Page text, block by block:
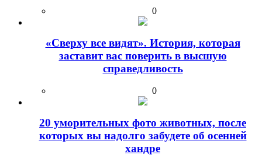
0
«Сверху все видят». История, которая
заставит вас поверить в высшую
справедливость
0
20 уморительных фото животных, после
которых вы надолго забудете об осенней
хандре